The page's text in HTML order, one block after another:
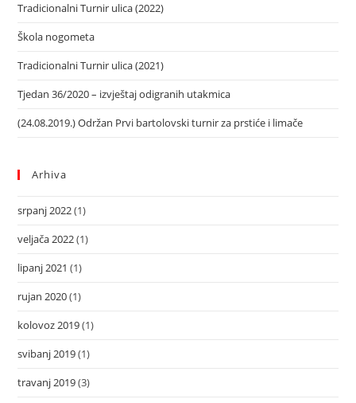
Tradicionalni Turnir ulica (2022)
Škola nogometa
Tradicionalni Turnir ulica (2021)
Tjedan 36/2020 – izvještaj odigranih utakmica
(24.08.2019.) Održan Prvi bartolovski turnir za prstiće i limače
Arhiva
srpanj 2022(1)
veljača 2022(1)
lipanj 2021 (1)
rujan 2020(1)
kolovoz 2019(1)
svibanj 2019(1)
travanj 2019(3)